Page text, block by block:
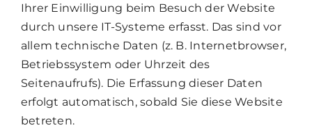
Ihrer Einwilligung beim Besuch der Website
durch unsere IT-Systeme erfasst. Das sind vor
allem technische Daten (z. B. Internetbrowser,
Betriebssystem oder Uhrzeit des
Seitenaufrufs). Die Erfassung dieser Daten
erfolgt automatisch, sobald Sie diese Website
betreten.